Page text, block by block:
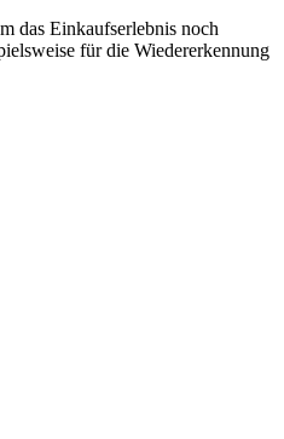
das Einkaufserlebnis noch
für die Wiedererkennung